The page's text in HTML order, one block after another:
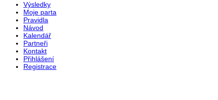
Výsledky
Moje parta
Pravidla
Návod
Kalendář
Partneři
Kontakt
Přihlášení
Registrace